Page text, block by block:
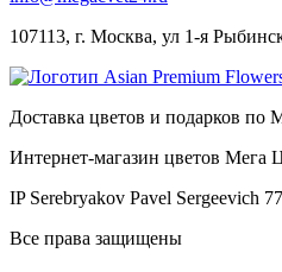
107113, г. Москва, ул 1-я
Доставка цветов и подарков по
Интернет-магазин цветов Мега
IP Serebryakov Pavel Sergeevich
Все права защищены